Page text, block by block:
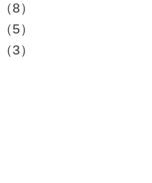
（8）
（5）
（3）